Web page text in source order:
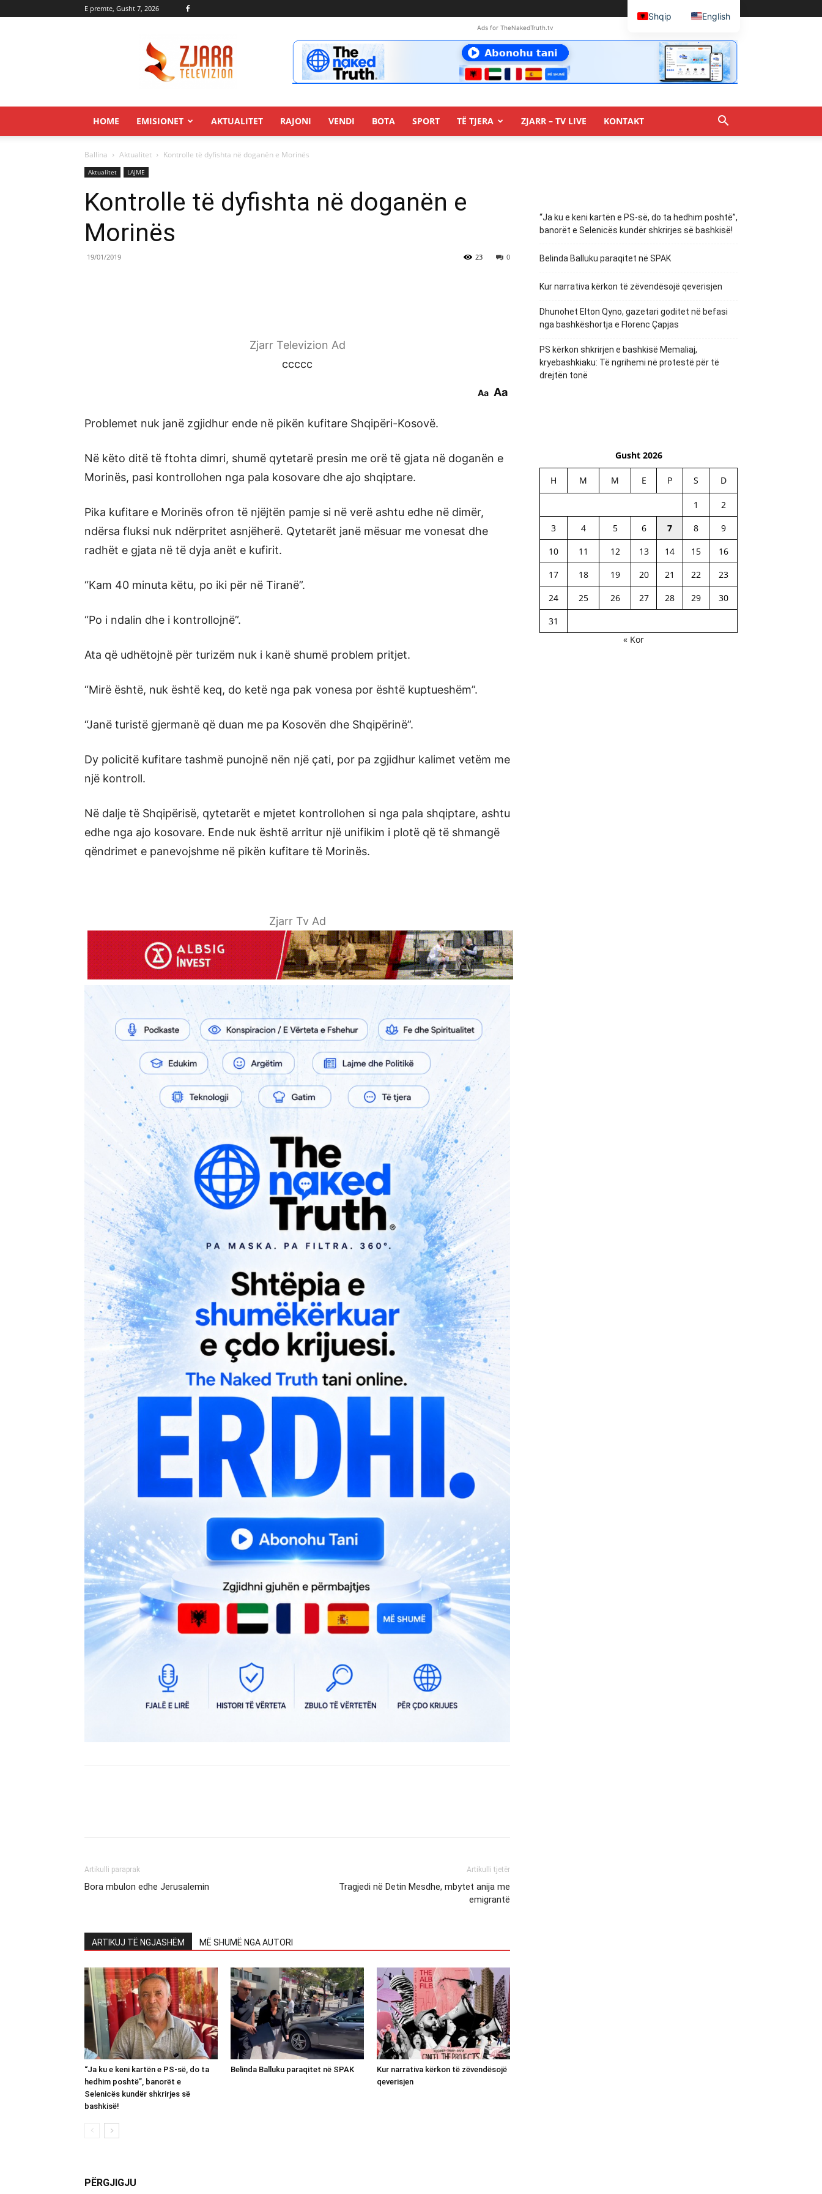
E premte, Gusht 7, 2026
Ads for TheNakedTruth.tv
HOME EMISIONET AKTUALITET RAJONI VENDI BOTA SPORT TË TJERA ZJARR – TV LIVE KONTAKT
Ballina Aktualitet Kontrolle të dyfishta në doganën e Morinës
Aktualitet LAJME
Kontrolle të dyfishta në doganën e
Morinës
19/01/2019 0
23
Zjarr Televizion Ad
ccccc
Aa Aa
Problemet nuk janë zgjidhur ende në pikën kufitare Shqipëri-Kosovë.
Në këto ditë të ftohta dimri, shumë qytetarë presin me orë të gjata në doganën e
Morinës, pasi kontrollohen nga pala kosovare dhe ajo shqiptare.
Pika kufitare e Morinës ofron të njëjtën pamje si në verë ashtu edhe në dimër,
ndërsa fluksi nuk ndërpritet asnjëherë. Qytetarët janë mësuar me vonesat dhe
radhët e gjata në të dyja anët e kufirit.
“Kam 40 minuta këtu, po iki për në Tiranë”.
“Po i ndalin dhe i kontrollojnë”.
Ata që udhëtojnë për turizëm nuk i kanë shumë problem pritjet.
“Mirë është, nuk është keq, do ketë nga pak vonesa por është kuptueshëm”.
“Janë turistë gjermanë që duan me pa Kosovën dhe Shqipërinë”.
Dy policitë kufitare tashmë punojnë nën një çati, por pa zgjidhur kalimet vetëm me
një kontroll.
Në dalje të Shqipërisë, qytetarët e mjetet kontrollohen si nga pala shqiptare, ashtu
edhe nga ajo kosovare. Ende nuk është arritur një unifikim i plotë që të shmangë
qëndrimet e panevojshme në pikën kufitare të Morinës.
Zjarr Tv Ad
Artikulli paraprak
Bora mbulon edhe Jerusalemin
Artikulli tjetër
Tragjedi në Detin Mesdhe, mbytet anija me
emigrantë
ARTIKUJ TË NGJASHËM MË SHUMË NGA AUTORI
“Ja ku e keni kartën e PS-së, do ta
hedhim poshtë”, banorët e
Selenicës kundër shkrirjes së
bashkisë!
Belinda Balluku paraqitet në SPAK
Kur narrativa kërkon të zëvendësojë
qeverisjen
PËRGJIGJU
“Ja ku e keni kartën e PS-së, do ta hedhim poshtë”,
banorët e Selenicës kundër shkrirjes së bashkisë!
Belinda Balluku paraqitet në SPAK
Kur narrativa kërkon të zëvendësojë qeverisjen
Dhunohet Elton Qyno, gazetari goditet në befasi
nga bashkëshortja e Florenc Çapjas
PS kërkon shkrirjen e bashkisë Memaliaj,
kryebashkiaku: Të ngrihemi në protestë për të
drejtën tonë
Gusht 2026
H M M E P S D
1
2
3
4 5 6 7 8
9
10
11 12 13 14 15
16
17
18 19 20 21 22
23
24
25 26 27 28 29
30
31
« Kor
Shqip English